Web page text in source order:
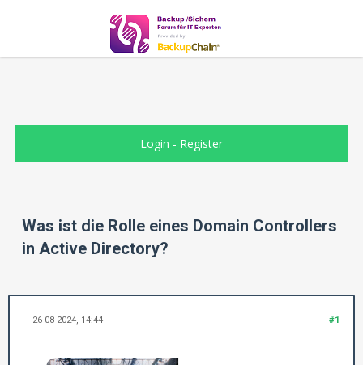
Login - Register
Was ist die Rolle eines Domain Controllers
in Active Directory?
#1
26-08-2024, 14:44